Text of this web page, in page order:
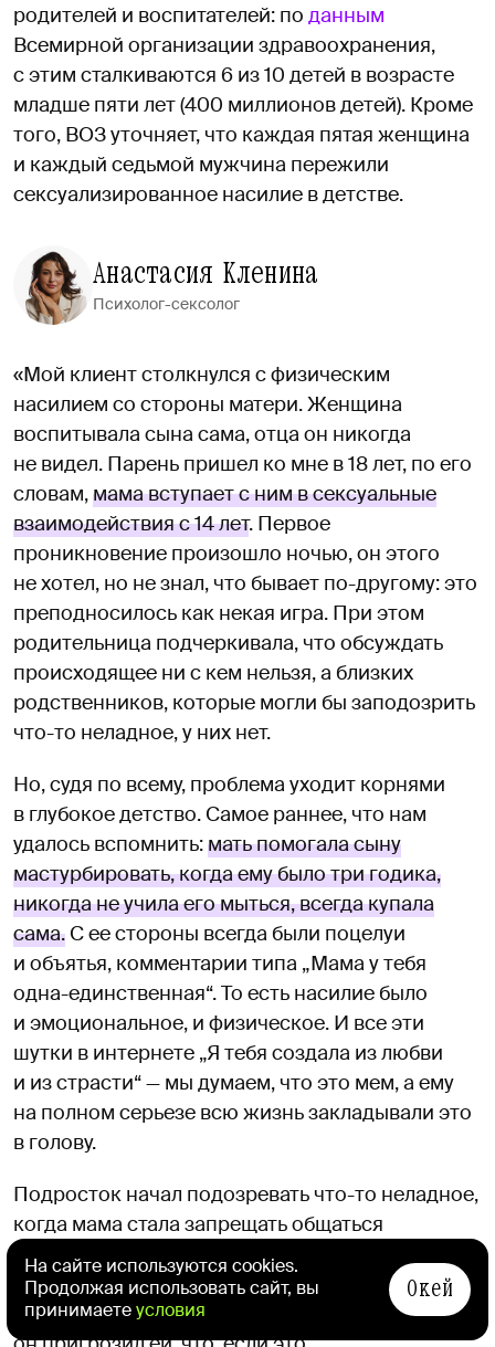
родителей и воспитателей: по данным
Всемирной организации здравоохранения,
с этим сталкиваются 6 из 10 детей в возрасте
младше пяти лет (400 миллионов детей). Кроме
того, ВОЗ уточняет, что каждая пятая женщина
и каждый седьмой мужчина пережили
сексуализированное насилие в детстве.
Анастасия Кленина
Психолог-сексолог
«Мой клиент столкнулся с физическим
насилием со стороны матери. Женщина
воспитывала сына сама, отца он никогда
не видел. Парень пришел ко мне в 18 лет, по его
словам,мама вступает с ним в сексуальные
взаимодействия с 14 лет. Первое
проникновение произошло ночью, он этого
не хотел, но не знал, что бывает по-другому: это
преподносилось как некая игра. При этом
родительница подчеркивала, что обсуждать
происходящее ни с кем нельзя, а близких
родственников, которые могли бы заподозрить
что-то неладное, у них нет.
Но, судя по всему, проблема уходит корнями
в глубокое детство. Самое раннее, что нам
удалось вспомнить:мать помогала сыну
мастурбировать, когда ему было три годика,
никогда не учила его мыться, всегда купала
сама. С ее стороны всегда были поцелуи
и объятья, комментарии типа „Мама у тебя
одна-единственная“. То есть насилие было
и эмоциональное, и физическое. И все эти
шутки в интернете „Я тебя создала из любви
и из страсти“ — мы думаем, что это мем, а ему
на полном серьезе всю жизнь закладывали это
в голову.
Подросток начал подозревать что-то неладное,
когда мама стала запрещать общаться
с другими девочками. И вообще никаких
сверстников любого пола, все
времяпровождение только с ней. Сейчас
На сайте используются cookies.
Продолжая использовать сайт, вы
принимаетеусловия
Окей